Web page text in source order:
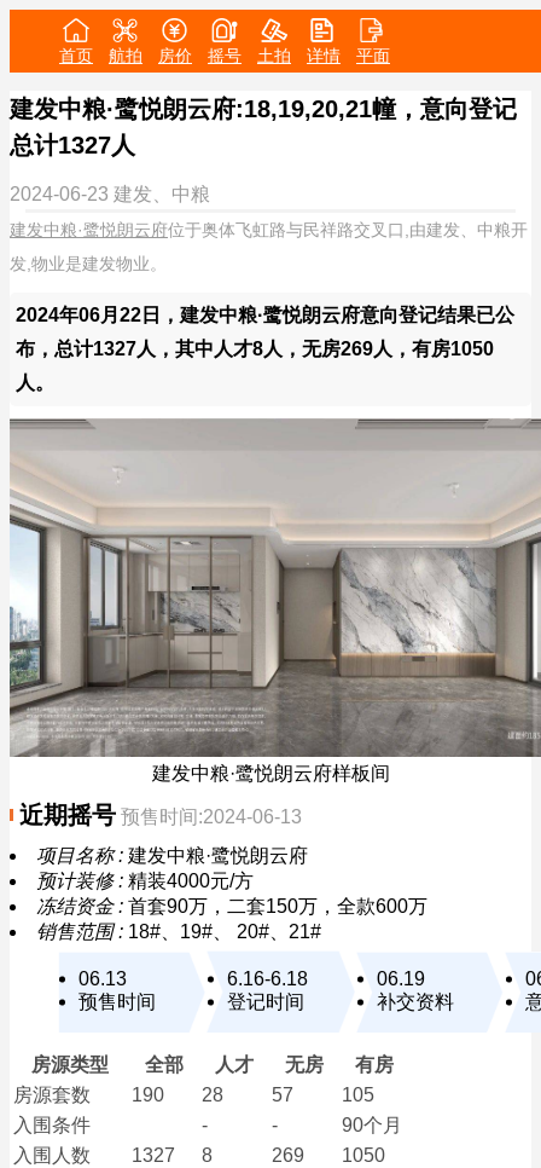
首页 航拍 房价 摇号 土拍 详情 平面
建发中粮·鹭悦朗云府:18,19,20,21幢，意向登记
总计1327人
2024-06-23 建发、中粮
建发中粮·鹭悦朗云府位于奥体飞虹路与民祥路交叉口,由建发、中粮开
发,物业是建发物业。
2024年06月22日，建发中粮·鹭悦朗云府意向登记结果已公
布，总计1327人，其中人才8人，无房269人，有房1050
人。
建发中粮·鹭悦朗云府样板间
近期摇号 预售时间:2024-06-13
项目名称 : 建发中粮·鹭悦朗云府
预计装修 : 精装4000元/方
冻结资金 : 首套90万，二套150万，全款600万
销售范围 : 18#、19#、 20#、21#
06.13
预售时间
6.16-6.18
登记时间
06.19
补交资料
房源类型 全部 人才 无房
有房
房源套数
190 28 57
105
入围条件
- -
90个月
入围 人数 1327 8 269
1050